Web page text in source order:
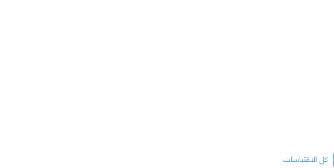
كل الاقتباسات